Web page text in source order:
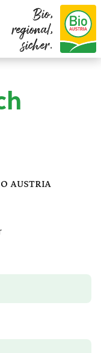
Bio,
regional,
sicher.
austria